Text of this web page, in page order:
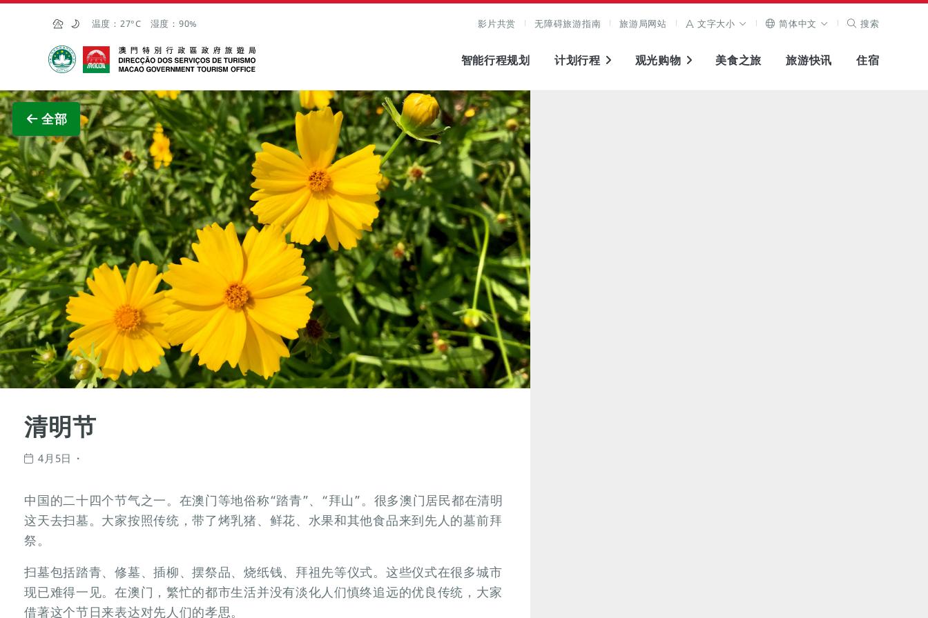
跳至主内容
温度： 27°C 湿度： 90% 影片共赏 无障碍旅游指南 旅游局网站 文字大小 简体中文 搜索
澳门特别行政区政府旅游局
智能行程规划 计划行程 观光购物 美食之旅 旅游快讯 住宿
全部
查看原图
清明节
4月5日
中国的二十四个节气之一。在澳门等地俗称“踏青”、“拜山”。很多澳门居民都在清明
这天去扫墓。大家按照传统，带了烤乳猪、鲜花、水果和其他食品来到先人的墓前拜
祭。
扫墓包括踏青、修墓、插柳、摆祭品、烧纸钱、拜祖先等仪式。这些仪式在很多城市
现已难得一见。在澳门，繁忙的都市生活并没有淡化人们慎终追远的优良传统，大家
借著这个节日来表达对先人们的孝思。